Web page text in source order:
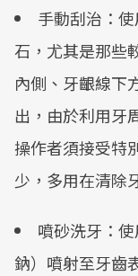
手動刮治：
石，尤其是那些
內側、牙齦線下
出，由於利用牙
操作者須接受特
少，多用在清除
噴砂洗牙：
鈉）噴射至牙齒